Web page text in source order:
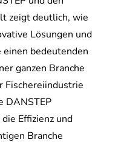
zeigt deutlich, wie
Lösungen und
bedeutenden
ganzen Branche
Fischereiindustrie
DANSTEP
Effizienz und
Branche